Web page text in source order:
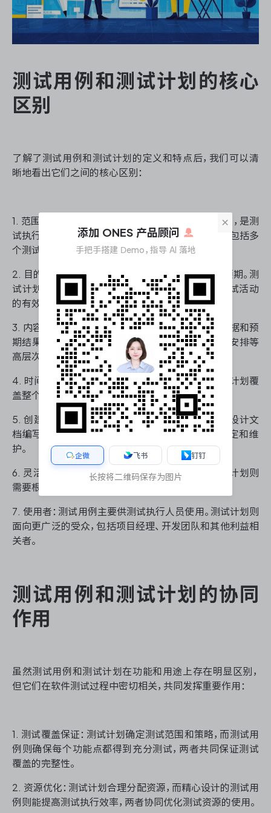
测试用例和测试计划的核心
区别
了解了测试用例和测试计划的定义和特点后，我们可以清
晰地看出它们之间的核心区别：
1. 范围和粒度：测试用例专注于具体的功能点或场景，是测
试执行的最小单位。而测试计划涵盖整个测试过程，包括多
个测试用例的执行策略和安排。
2. 目的：测试用例的目的是验证特定功能是否符合预期。测
试计划的目的是规划和管理整个测试过程，确保测试活动
的有效执行。
3. 内容结构：测试用例包含具体的测试步骤、输入数据和预
期结果。测试计划则包含测试策略、资源分配、进度安排等
高层次的信息。
4. 时间跨度：测试用例通常针对单次测试执行。测试计划覆
盖整个测试周期，可能跨越数周或数月。
5. 创建和维护：测试用例由测试工程师根据需求和设计文
档编写。测试计划通常由测试经理或项目负责人制定和维
护。
6. 灵活性：测试用例一旦创建，内容相对固定。测试计划则
需要根据项目进展和变化不断调整和更新。
7. 使用者：测试用例主要供测试执行人员使用。测试计划则
面向更广泛的受众，包括项目经理、开发团队和其他利益相
关者。
测试用例和测试计划的协同
作用
虽然测试用例和测试计划在功能和用途上存在明显区别，
但它们在软件测试过程中密切相关，共同发挥重要作用：
1. 测试覆盖保证：测试计划确定测试范围和策略，而测试用
例则确保每个功能点都得到充分测试，两者共同保证测试
覆盖的完整性。
2. 资源优化：测试计划合理分配资源，而精心设计的测试用
例则能提高测试执行效率，两者协同优化测试资源的使用。
×
添加 ONES 产品顾问
手把手搭建 Demo，指导 AI 落地
企微 飞书 钉钉
长按将二维码保存为图片